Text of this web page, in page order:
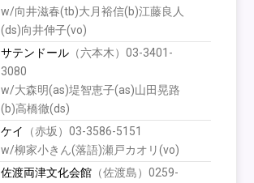
w/向井滋春(tb)大月裕信(b)江藤良人
(ds)向井伸子(vo)
サテンドール （六本木）03-3401-
3080
w/大森明(as)堤智恵子(as)山田晃路
(b)高橋徹(ds)
ケイ
（赤坂）03-3586-5151
w/柳家小きん(落語)瀬戸カオリ(vo)
佐渡両津文化会館 （佐渡島）0259-